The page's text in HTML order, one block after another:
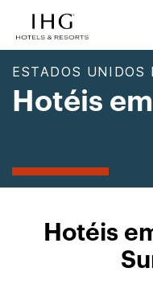
ESTADOS UNIDOS
Hotéis
Hotéis